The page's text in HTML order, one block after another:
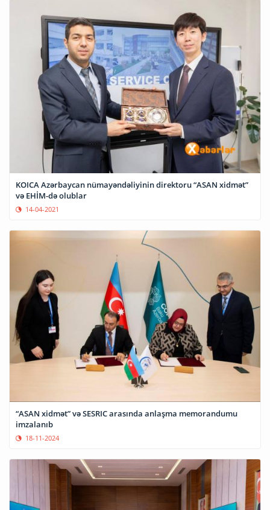
KOICA Azərbaycan nümayəndəliyinin direktoru “ASAN xidmət”
və EHİM-də olublar
14-04-2021
“ASAN xidmət” və SESRIC arasında anlaşma memorandumu
imzalanıb
18-11-2024